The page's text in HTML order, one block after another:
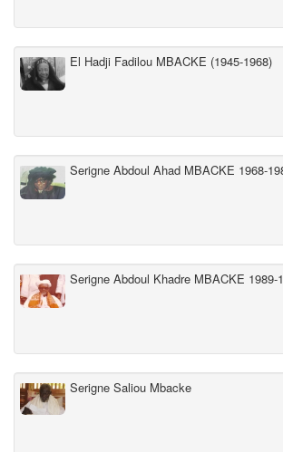
El Hadji Fadilou MBACKE (1945-1968)
Serigne Abdoul Ahad MBACKE 1968-
Serigne Abdoul Khadre MBACKE 1989-
Serigne Saliou Mbacke